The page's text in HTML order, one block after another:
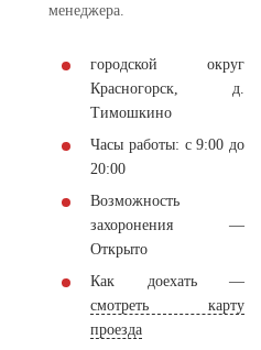
менеджера.
городской округ
Красногорск, д.
Тимошкино
Часы работы: с 9:00 до
20:00
Возможность
захоронения —
Открыто
Как доехать —
смотреть карту
проезда